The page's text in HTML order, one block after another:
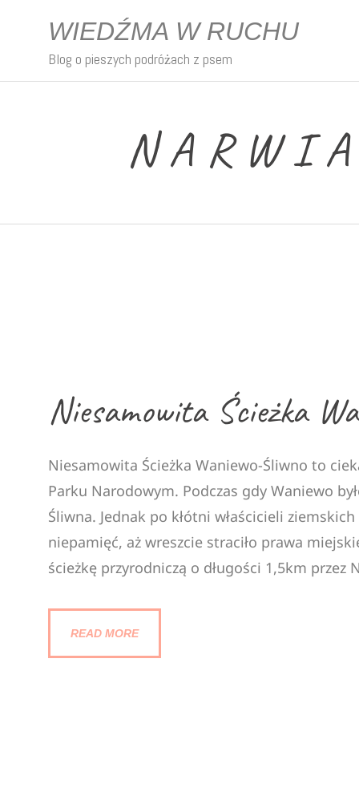
WIEDŹMA W RUCHU
Blog o pieszych podróżach z psem
Niesamowita Ścieżka
Niesamowita Ścieżka Waniewo-Śliwno to
Parku Narodowym. Podczas gdy Waniewo
Śliwna. Jednak po kłótni właścicieli
niepamięć, aż wreszcie straciło prawa
ścieżkę przyrodniczą o długości 1,5km przez
READ MORE